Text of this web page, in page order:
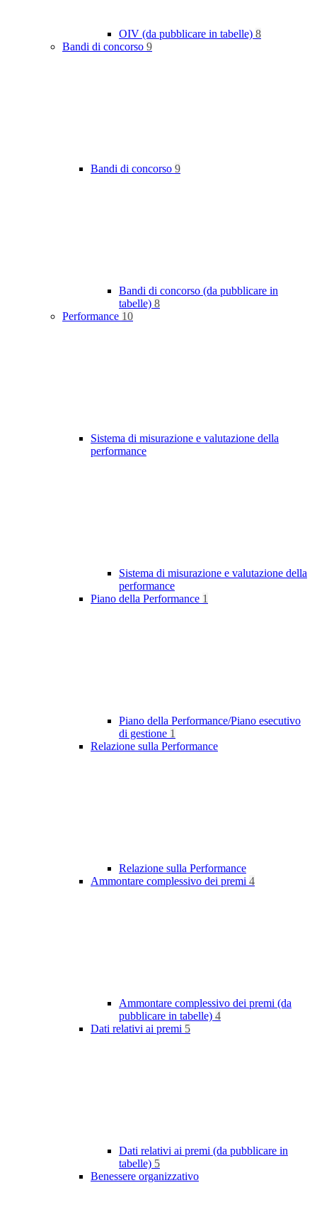
OIV (da pubblicare in tabelle) 8
Bandi di concorso 9
Bandi di concorso 9
Bandi di concorso (da pubblicare in
tabelle) 8
Performance 10
Sistema di misurazione e valutazione della
performance
Sistema di misurazione e valutazione della
performance
Piano della Performance 1
Piano della Performance/Piano esecutivo
di gestione 1
Relazione sulla Performance
Relazione sulla Performance
Ammontare complessivo dei premi 4
Ammontare complessivo dei premi (da
pubblicare in tabelle) 4
Dati relativi ai premi 5
Dati relativi ai premi (da pubblicare in
tabelle) 5
Benessere organizzativo